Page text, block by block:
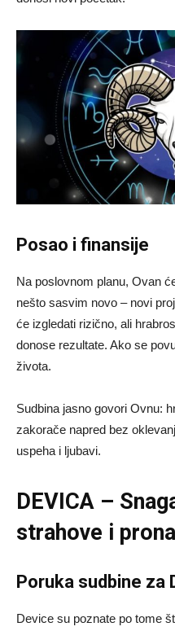
Posao i finansije
Na poslovnom planu, Ovan
nešto sasvim novo – novi
će izgledati rizično, ali
donose rezultate. Ako se
života.
Sudbina jasno govori Ovnu:
zakorače napred bez
uspeha i ljubavi.
DEVICA –
strahove i
Poruka sudbine za
Device su poznate po tome